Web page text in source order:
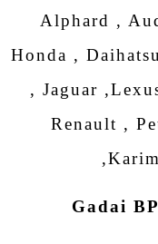
Alphard ,
Honda ,
, Jaguar
Renault ,
Gadai